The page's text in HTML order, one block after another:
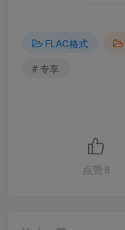
FLAC格式
# 专享
点赞 8